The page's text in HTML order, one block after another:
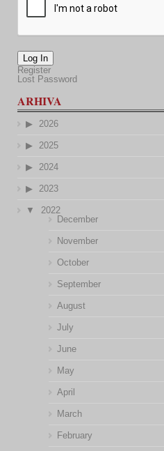
Log In
Register
Lost Password
ARHIVA
2026
2025
2024
2023
2022
December
November
October
September
August
July
June
May
April
March
February